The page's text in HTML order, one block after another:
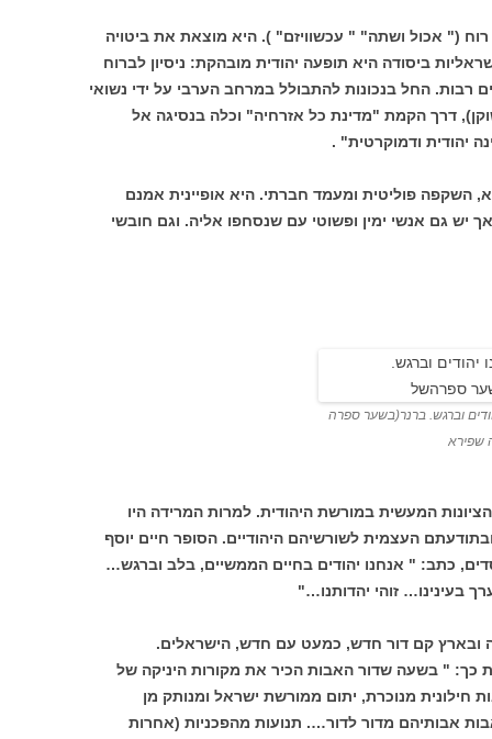
(" אכול ושתה" " עכשוויזם" ). היא מוצאת את ביטויה
ביסודה היא תופעה יהודית מובהקת: ניסיון לברוח
רבות. החל בנכונות להתבולל במרחב הערבי על ידי נשואי
דרך הקמת "מדינת כל אזרחיה" וכלה בנסיגה אל
יהודית ודמוקרטית" .
השקפה פוליטית ומעמד חברתי. היא אופיינית אמנם
יש גם אנשי ימין ופשוטי עם שנסחפו אליה. וגם חובשי
וברגש. ברנר(בשער ספרה
שפירא
המעשית במורשת היהודית. למרות המרידה היו
העצמית לשורשיהם היהודיים. הסופר חיים יוסף
כתב: " אנחנו יהודים בחיים הממשיים, בלב וברגש…
בעינינו… זוהי יהדותנו…"
ובארץ קם דור חדש, כמעט עם חדש, הישראלים.
כך: " בשעה שדור האבות הכיר את מקורות היניקה של
חילונית מנוכרת, יתום ממורשת ישראל ומנותק מן
אבותיהם מדור לדור…. תנועות מהפכניות (אחרות